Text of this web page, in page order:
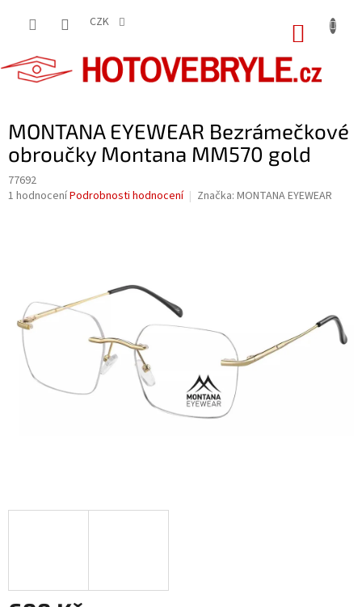
CZK
MONTANA EYEWEAR Bezrámečkové
obroučky Montana MM570 gold
77692
Průměrné
hvězdiček.
1 hodnoceníPodrobnosti hodnocení Značka: MONTANA EYEWEAR